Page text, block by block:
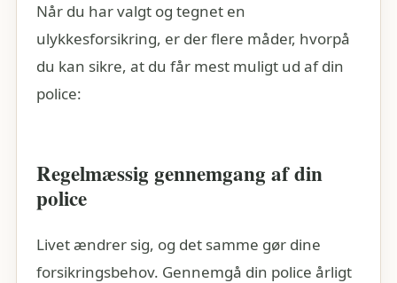
Når du har valgt og tegnet en
ulykkesforsikring, er der flere måder, hvorpå
du kan sikre, at du får mest muligt ud af din
police:
Regelmæssig gennemgang af din
police
Livet ændrer sig, og det samme gør dine
forsikringsbehov. Gennemgå din police årligt